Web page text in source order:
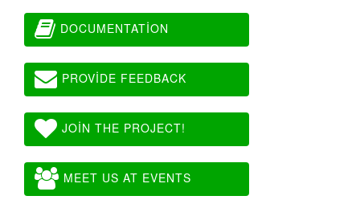
DOCUMENTATION
PROVIDE FEEDBACK
JOIN THE PROJECT!
MEET US AT EVENTS